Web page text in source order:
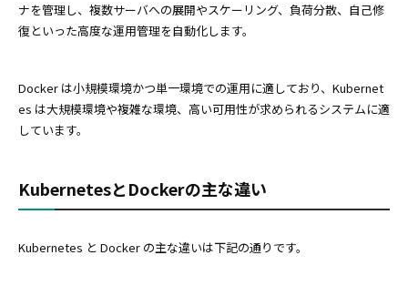
ナを管理し、複数サーバへの展開やスケーリング、負荷分散、自己修
復といった高度な運用管理を自動化します。
Docker は小規模環境かつ単一環境での運用に適しており、Kubernet
es は大規模環境や複雑な環境、高い可用性が求められるシステムに適
しています。
KubernetesとDockerの主な違い
Kubernetes と Docker の主な違いは下記の通りです。